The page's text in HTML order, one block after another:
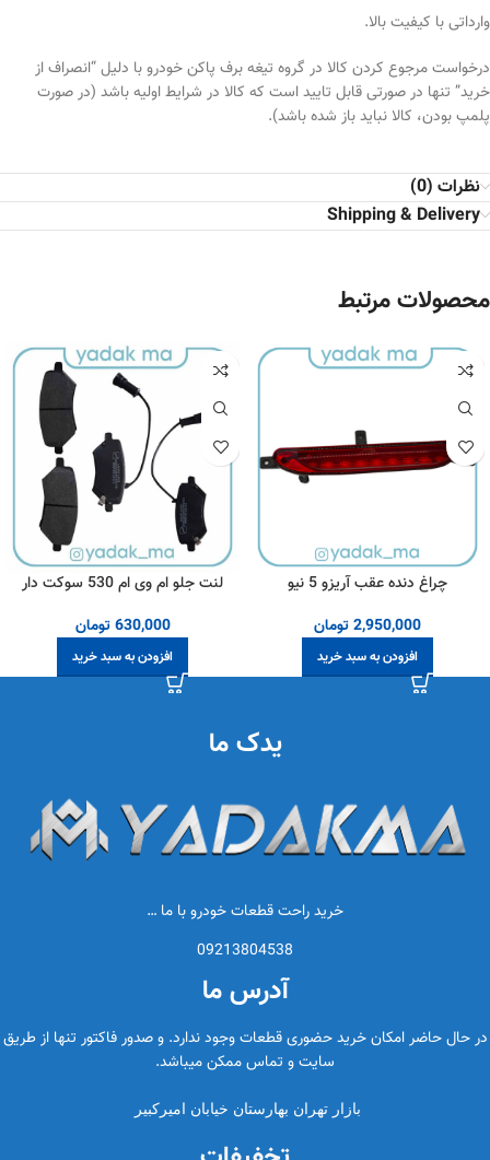
وارداتی با کیفیت بالا.
درخواست مرجوع کردن کالا در گروه تیغه برف پاکن خودرو با دلیل “انصراف از
خرید” تنها در صورتی قابل تایید است که کالا در شرایط اولیه باشد (در صورت
پلمپ بودن، کالا نباید باز شده باشد).
نظرات (0)
Shipping & Delivery
محصولات مرتبط
چراغ دنده عقب آریزو 5 نیو
2,950,000تومان
افزودن به سبد خرید
لنت جلو ام وی ام 530 سوکت دار
630,000 تومان
افزودن به سبد خرید
یدک ما
خرید راحت قطعات خودرو با ما …
09213804538
آدرس ما
در حال حاضر امکان خرید حضوری قطعات وجود ندارد. و صدور فاکتور تنها از طریق
سایت و تماس ممکن میباشد.
بازار تهران بهارستان خیابان امیرکبیر